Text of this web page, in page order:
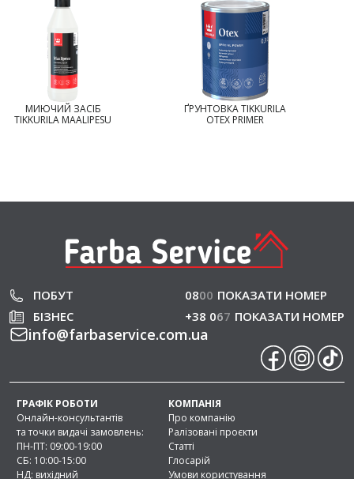
МИЮЧИЙ ЗАСІБ
TIKKURILA MAALIPESU
ҐРУНТОВКА TIKKURILA
OTEX PRIMER
ПОБУТ 0800 ПОКАЗАТИ НОМЕР
БІЗНЕС
+38 067 ПОКАЗАТИ НОМЕР
info@farbaservice.com.ua
КОМПАНІЯ
Про компанію
Ралізовані проєкти
Статті
Глосарій
Умови користування
ГРАФІК РОБОТИ
Онлайн-консультантів
та точки видачі замовлень:
ПН-ПТ: 09:00-19:00
СБ: 10:00-15:00
НД: вихідний